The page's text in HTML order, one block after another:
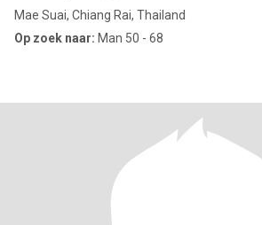
Mae Suai, Chiang Rai, Thailand
Op zoek naar: Man 50 - 68